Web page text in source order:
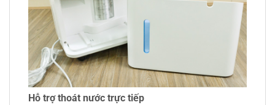
Hỗ trợ thoát nước trực tiếp